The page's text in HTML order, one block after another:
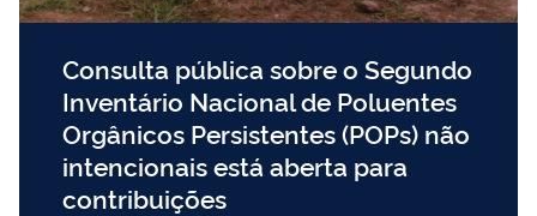
Consulta pública sobre o Segundo
Inventário Nacional de Poluentes
Orgânicos Persistentes (POPs) não
intencionais está aberta para
contribuições